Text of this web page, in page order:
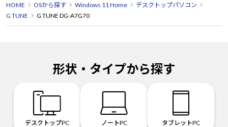
HOME OSから探す Windows 11 Home
デスクトップパソコン
G TUNE
G TUNE DG-A7G70
形状・タイプから探す
デスクトップPC ノートPC タブレットPC